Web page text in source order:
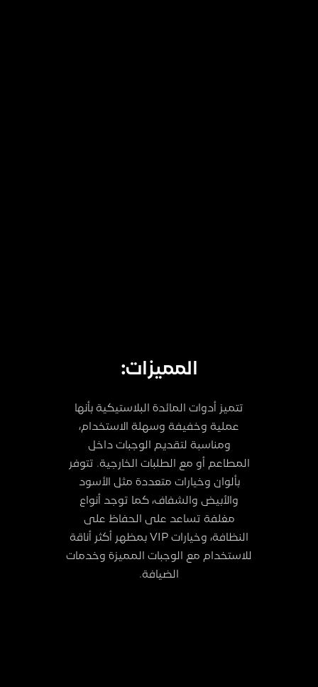
المميزات:
تتميز أدوات المائدة البلاستيكية بأنها
عملية وخفيفة وسهلة الاستخدام،
ومناسبة لتقديم الوجبات داخل
المطاعم أو مع الطلبات الخارجية. تتوفر
بألوان وخيارات متعددة مثل الأسود
والأبيض والشفاف، كما توجد أنواع
مغلفة تساعد على الحفاظ على
النظافة، وخيارات VIP بمظهر أكثر أناقة
للاستخدام مع الوجبات المميزة وخدمات
الضيافة.